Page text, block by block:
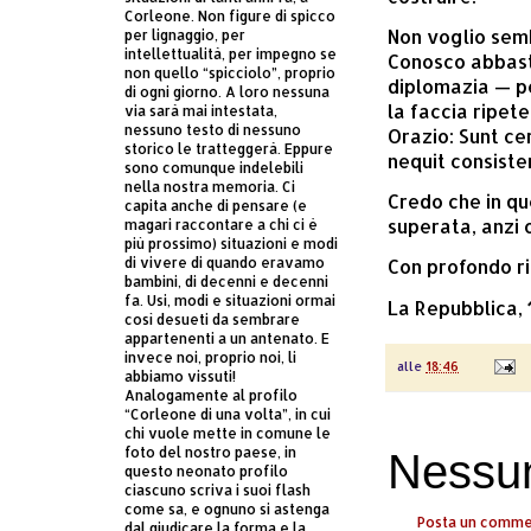
Non voglio
Conosco
diplomazia —
la faccia
Orazio: Sunt
nequit
Credo che in
superata, anzi
Con profondo
La Repubblica,
alle 18:46
Posta un
Corleone. Non figure di spicco
per lignaggio, per
intellettualità, per impegno se
non quello “spicciolo”, proprio
di ogni giorno. A loro nessuna
via sarà mai intestata,
nessuno testo di nessuno
storico le tratteggerà. Eppure
sono comunque indelebili
nella nostra memoria. Ci
capita anche di pensare (e
magari raccontare a chi ci è
più prossimo) situazioni e modi
di vivere di quando eravamo
bambini, di decenni e decenni
fa. Usi, modi e situazioni ormai
così desueti da sembrare
appartenenti a un antenato. E
invece noi, proprio noi, li
abbiamo vissuti!
Analogamente al profilo
“Corleone di una volta”, in cui
chi vuole mette in comune le
foto del nostro paese, in
questo neonato profilo
ciascuno scriva i suoi flash
come sa, e ognuno si astenga